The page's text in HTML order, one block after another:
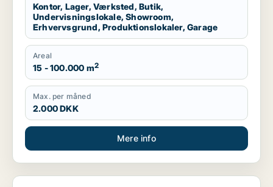
Kontor, Lager, Værksted, Butik,
Undervisningslokale, Showroom,
Erhvervsgrund, Produktionslokaler, Garage
Areal
15 - 100.000 m2
Max. per måned
2.000 DKK
Mere info